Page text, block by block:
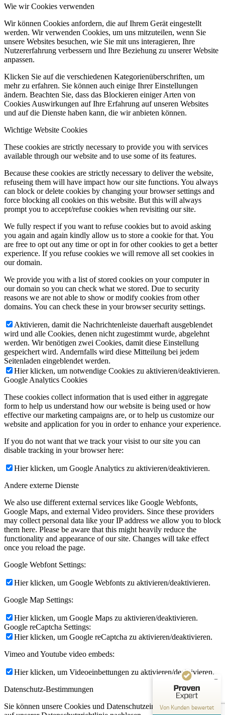
Wie wir Cookies verwenden
Wir können Cookies anfordern, die auf Ihrem Gerät eingestellt
werden. Wir verwenden Cookies, um uns mitzuteilen, wenn Sie
unsere Websites besuchen, wie Sie mit uns interagieren, Ihre
Nutzererfahrung verbessern und Ihre Beziehung zu unserer Website
anpassen.
Klicken Sie auf die verschiedenen Kategorienüberschriften, um
mehr zu erfahren. Sie können auch einige Ihrer Einstellungen
ändern. Beachten Sie, dass das Blockieren einiger Arten von
Cookies Auswirkungen auf Ihre Erfahrung auf unseren Websites
und auf die Dienste haben kann, die wir anbieten können.
Wichtige Website Cookies
These cookies are strictly necessary to provide you with services
available through our website and to use some of its features.
Because these cookies are strictly necessary to deliver the website,
refuseing them will have impact how our site functions. You always
can block or delete cookies by changing your browser settings and
force blocking all cookies on this website. But this will always
prompt you to accept/refuse cookies when revisiting our site.
We fully respect if you want to refuse cookies but to avoid asking
you again and again kindly allow us to store a cookie for that. You
are free to opt out any time or opt in for other cookies to get a better
experience. If you refuse cookies we will remove all set cookies in
our domain.
We provide you with a list of stored cookies on your computer in
our domain so you can check what we stored. Due to security
reasons we are not able to show or modify cookies from other
domains. You can check these in your browser security settings.
Aktivieren, damit die Nachrichtenleiste dauerhaft ausgeblendet
wird und alle Cookies, denen nicht zugestimmt wurde, abgelehnt
werden. Wir benötigen zwei Cookies, damit diese Einstellung
gespeichert wird. Andernfalls wird diese Mitteilung bei jedem
Seitenladen eingeblendet werden.
Hier klicken, um notwendige Cookies zu aktivieren/deaktivieren.
Google Analytics Cookies
These cookies collect information that is used either in aggregate
form to help us understand how our website is being used or how
effective our marketing campaigns are, or to help us customize our
website and application for you in order to enhance your experience.
If you do not want that we track your visist to our site you can
disable tracking in your browser here:
Hier klicken, um Google Analytics zu aktivieren/deaktivieren.
Andere externe Dienste
We also use different external services like Google Webfonts,
Google Maps, and external Video providers. Since these providers
may collect personal data like your IP address we allow you to block
them here. Please be aware that this might heavily reduce the
functionality and appearance of our site. Changes will take effect
once you reload the page.
Google Webfont Settings:
Hier klicken, um Google Webfonts zu aktivieren/deaktivieren.
Google Map Settings:
Hier klicken, um Google Maps zu aktivieren/deaktivieren.
Google reCaptcha Settings:
Hier klicken, um Google reCaptcha zu aktivieren/deaktivieren.
Vimeo and Youtube video embeds:
Hier klicken, um Videoeinbettungen zu aktivieren/deaktivieren.
Datenschutz-Bestimmungen
Sie können unsere Cookies und Datenschutzeinstellungen im Detail
Von Kunden bewertet
100
%
Empfehlungen auf
5,00
32
Bewertungen auf
ProvenExpert.com
126